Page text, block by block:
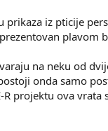
iz pticije
plavom
na neku od
onda samo
projektu ova vrata